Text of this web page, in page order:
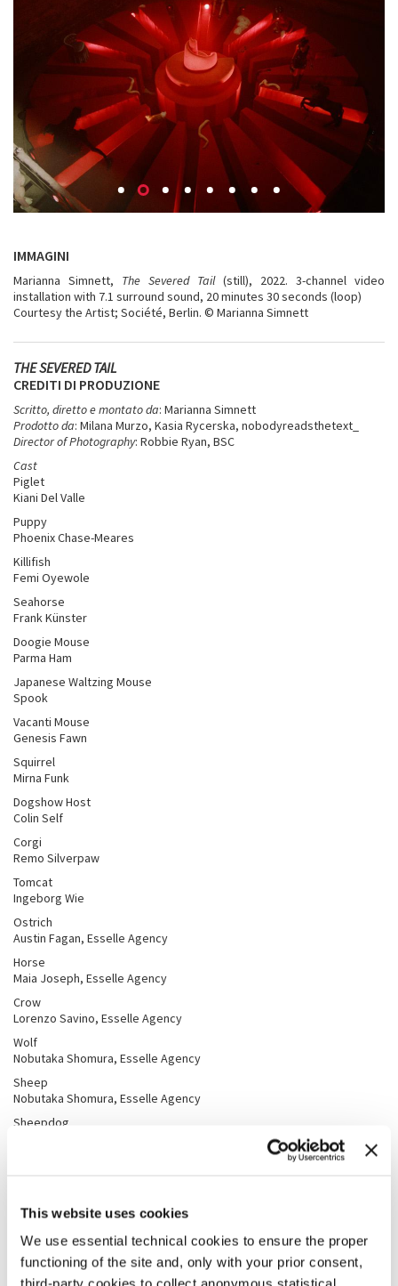
This website uses cookies
We use essential technical cookies to ensure the proper
functioning of the site and, only with your prior consent,
IMMAGINI
Marianna Simnett, The Severed Tail (still), 2022. 3-channel video
installation with 7.1 surround sound, 20 minutes 30 seconds (loop)
Courtesy the Artist; Société, Berlin. © Marianna Simnett
THE SEVERED TAIL
CREDITI DI PRODUZIONE
Scritto, diretto e montato da: Marianna Simnett
Prodotto da: Milana Murzo, Kasia Rycerska, nobodyreadsthetext_
Director of Photography: Robbie Ryan, BSC
Cast
Piglet
Kiani Del Valle
Puppy
Phoenix Chase-Meares
Killifish
Femi Oyewole
Seahorse
Frank Künster
Doogie Mouse
Parma Ham
Japanese Waltzing Mouse
Spook
Vacanti Mouse
Genesis Fawn
Squirrel
Mirna Funk
Dogshow Host
Colin Self
Corgi
Remo Silverpaw
Tomcat
Ingeborg Wie
Ostrich
Austin Fagan, Esselle Agency
Horse
Maia Joseph, Esselle Agency
Crow
Lorenzo Savino, Esselle Agency
Wolf
Nobutaka Shomura, Esselle Agency
Sheep
Nobutaka Shomura, Esselle Agency
Sheepdog
Costume Designer : Mona May
Musica composta, registrata ed eseguita da: Colin Self
Coreografo : Kiani Del Valle
Production Manager: Emily Palmer
stAssistant Director: Dennis Gadour